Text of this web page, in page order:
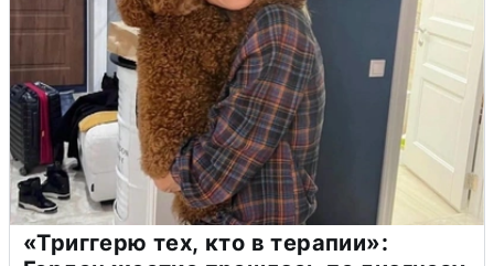
«Триггерю тех, кто в терапии»: